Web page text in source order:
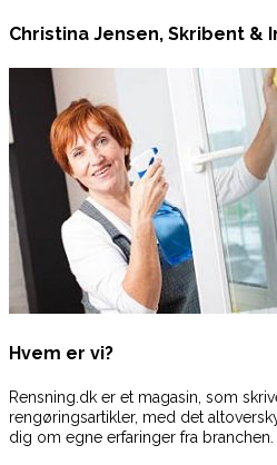
Christina Jensen, Skribent &
Hvem er vi?
Rensning.dk er et magasin, som
rengøringsartikler, med det
dig om egne erfaringer fra branchen.